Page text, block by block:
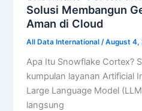
Solusi Membangun
Aman di Cloud
All Data International/August 4,
Apa Itu Snowflake Cortex?
kumpulan layanan Artificial
Large Language Model
langsung